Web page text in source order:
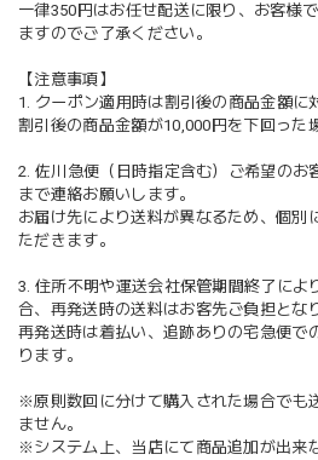
一律350円はお任せ配送に限り、お客様
ますのでご了承ください。
【注意事項】
1. クーポン適用時は割引後の商品金額に
割引後の商品金額が10,000円を下回った
2. 佐川急便（日時指定含む）ご希望のお
まで連絡お願いします。
お届け先により送料が異なるため、個別
ただきます。
3. 住所不明や運送会社保管期間終了によ
合、再発送時の送料はお客先ご負担とな
再発送時は着払い、追跡ありの宅急便で
ります。
※原則数回に分けて購入された場合でも
ません。
※システム上、当店にて商品追加が出来